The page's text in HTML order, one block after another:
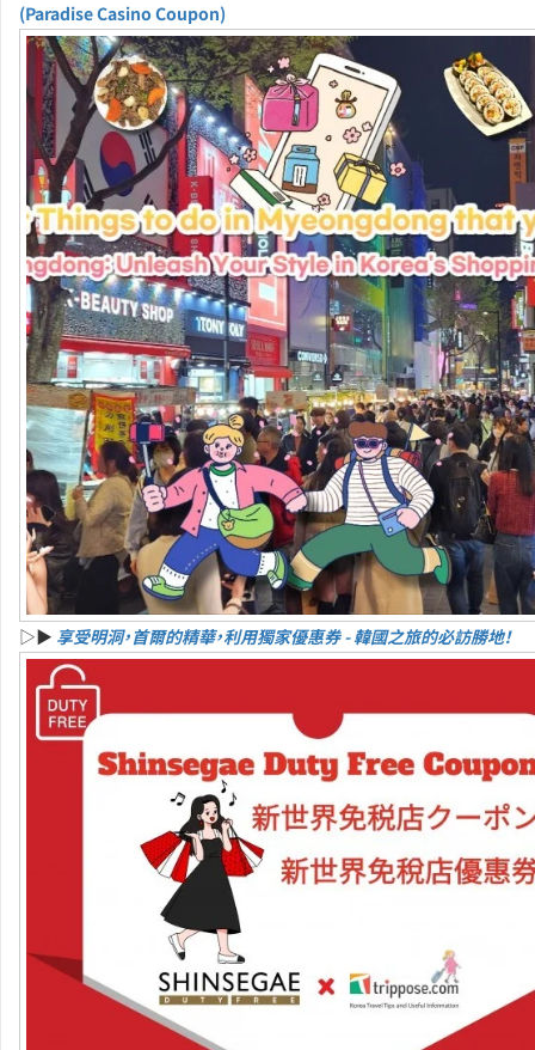
(Paradise Casino Coupon)
▷▶ 享受明洞，首爾的精華，利用獨家優惠券 - 韓國之旅的必訪勝地！